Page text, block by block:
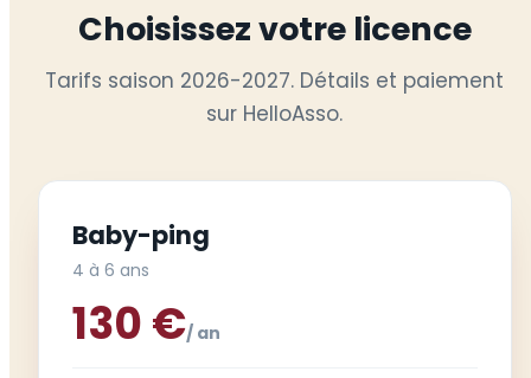
Choisissez votre licence
Tarifs saison 2026-2027. Détails et paiement
sur HelloAsso.
Baby-ping
4 à 6 ans
130 €/ an